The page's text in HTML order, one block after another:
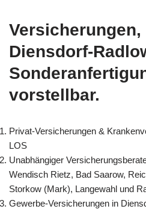
Versicherungen,
Diensdorf-
vorstellbar.
Privat-Versicherungen &
LOS
Unabhängiger
Wendisch Rietz, Bad Saarow,
Storkow (Mark), Langewahl und
Gewerbe-Versicherungen in